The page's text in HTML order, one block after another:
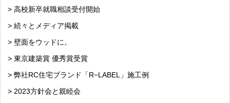
> 高校新卒就職相談受付開始
> 続々とメディア掲載
> 壁面をウッドに。
> 東京建築賞 優秀賞受賞
> 弊社RC住宅ブランド「R−LABEL」施工例
> 2023方針会と親睦会